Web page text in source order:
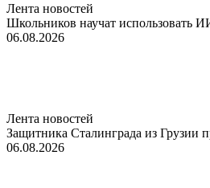
Лента новостей
Школьников научат использовать
06.08.2026
Лента новостей
Защитника Сталинграда из Грузии
06.08.2026